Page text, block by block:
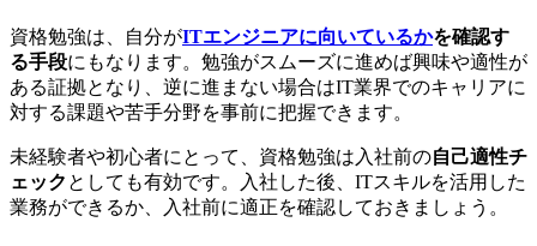
資格勉強は、自分がITエンジニアに向いているかを確認す
る手段にもなります。勉強がスムーズに進めば興味や適性が
ある証拠となり、逆に進まない場合はIT業界でのキャリアに
対する課題や苦手分野を事前に把握できます。
未経験者や初心者にとって、資格勉強は入社前の自己適性チ
ェック としても有効です。入社した後、ITスキルを活用した
業務ができるか、入社前に適正を確認しておきましょう。